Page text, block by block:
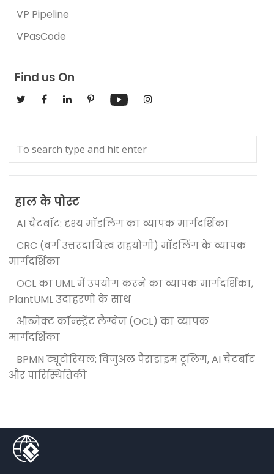
VP Pipeline
VPasCode
Find us On
हाल के पोस्ट
AI चैटबॉट: दृश्य मॉडलिंग का व्यापक मार्गदर्शिका
CRC (वर्ग उत्तरदायित्व सहयोगी) मॉडलिंग के व्यापक
मार्गदर्शिका
OCL का UML में उपयोग करने का व्यापक मार्गदर्शिका,
PlantUML उदाहरणों के साथ
ऑब्जेक्ट कॉन्स्ट्रेंट लैंग्वेज (OCL) का व्यापक
मार्गदर्शिका
BPMN ट्यूटोरियल: विजुअल पैराडाइम टूलिंग, AI चैटबॉट
और पारिस्थितिकी